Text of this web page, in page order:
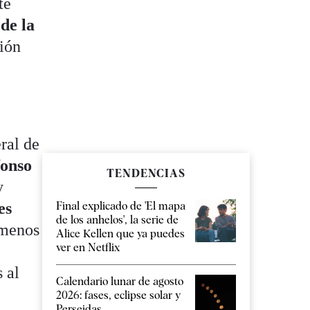
la
de
al
TENDENCIAS
Final explicado de 'El mapa
de los anhelos', la serie de
Alice Kellen que ya puedes
ver en Netflix
Calendario lunar de agosto
2026: fases, eclipse solar y